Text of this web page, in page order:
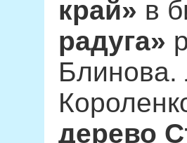
край» в
радуга»
Блинова.
дерево